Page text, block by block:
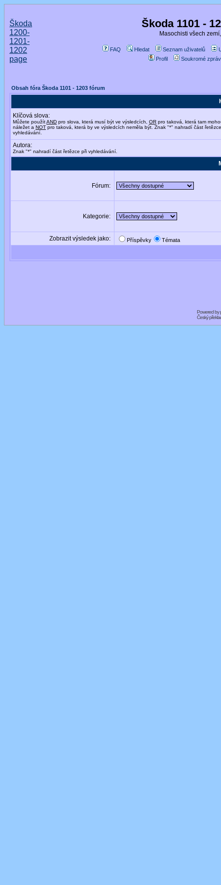
Škoda
1200-
1201-
1202
page
Škoda 1101 -
Masochisti všech
FAQ Hledat Seznam uživatelů
Profil
Soukromé
Obsah fóra Škoda 1101 - 1203 fórum
Klíčová slova:
Můžete použítAND pro slova, která musí být ve výsledcích, OR pro taková, která tam
náležet a NOT pro taková, která by ve výsledcích neměla být. Znak "*" nahradí část
vyhledávání.
Autora:
Znak "*" nahradí část řetězce při vyhledávání.
Fórum:
Kategorie:
Zobrazit výsledek jako: Příspěvky Témata
Powered by
Český